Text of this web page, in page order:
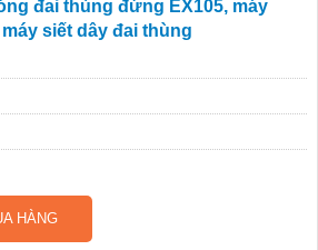
đai thùng đứng EX105, máy
siết dây đai thùng
HÀNG